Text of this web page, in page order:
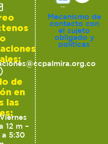
de
en
las
12 m –
a 5:30
Mecanismo de
contacto con
el sujeto
obligado y
políticas